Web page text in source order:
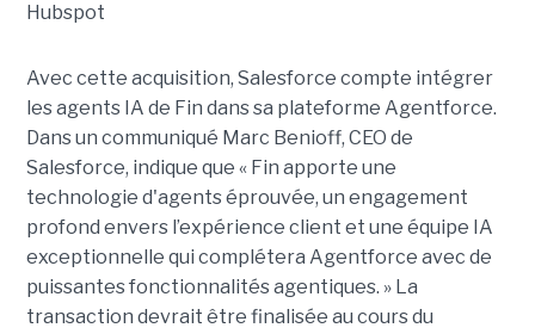
Hubspot
Avec cette acquisition, Salesforce compte intégrer
les agents IA de Fin dans sa plateforme Agentforce.
Dans un communiqué Marc Benioff, CEO de
Salesforce, indique que « Fin apporte une
technologie d'agents éprouvée, un engagement
profond envers l’expérience client et une équipe IA
exceptionnelle qui complétera Agentforce avec de
puissantes fonctionnalités agentiques. » La
transaction devrait être finalisée au cours du